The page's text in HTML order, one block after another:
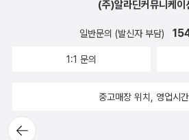
뒤로가
(주)알라딘커뮤니케이
일반문의 (발신자 부담)
1:1 문의
중고매장 위치, 영업시